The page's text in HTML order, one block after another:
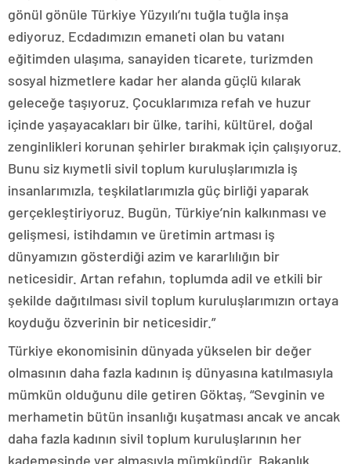
gönül gönüle Türkiye Yüzyılı’nı tuğla tuğla inşa
ediyoruz. Ecdadımızın emaneti olan bu vatanı
eğitimden ulaşıma, sanayiden ticarete, turizmden
sosyal hizmetlere kadar her alanda güçlü kılarak
geleceğe taşıyoruz. Çocuklarımıza refah ve huzur
içinde yaşayacakları bir ülke, tarihi, kültürel, doğal
zenginlikleri korunan şehirler bırakmak için çalışıyoruz.
Bunu siz kıymetli sivil toplum kuruluşlarımızla iş
insanlarımızla, teşkilatlarımızla güç birliği yaparak
gerçekleştiriyoruz. Bugün, Türkiye’nin kalkınması ve
gelişmesi, istihdamın ve üretimin artması iş
dünyamızın gösterdiği azim ve kararlılığın bir
neticesidir. Artan refahın, toplumda adil ve etkili bir
şekilde dağıtılması sivil toplum kuruluşlarımızın ortaya
koyduğu özverinin bir neticesidir.”
Türkiye ekonomisinin dünyada yükselen bir değer
olmasının daha fazla kadının iş dünyasına katılmasıyla
mümkün olduğunu dile getiren Göktaş, “Sevginin ve
merhametin bütün insanlığı kuşatması ancak ve ancak
daha fazla kadının sivil toplum kuruluşlarının her
kademesinde yer almasıyla mümkündür. Bakanlık